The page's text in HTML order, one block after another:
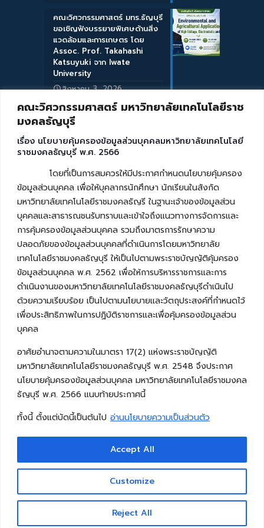
คณะวิศวกรรมศาสตร์ มหาวิทยาลัยเทคโนโลยีราช
มงคลธัญบุรี
เรื่อง นโยบายคุ้มครองข้อมูลส่วนบุคคลมหาวิทยาลัยเทคโนโลยี
ราชมงคลธัญบุรี พ.ศ. 2566
โดยที่เป็นการสมควรให้มีประกาศกำหนดนโยบายคุ้มครอง
ข้อมูลส่วนบุคคล เพื่อให้บุคลากรนักศึกษา นักเรียนในสังกัด
มหาวิทยาลัยเทคโนโลยีราชมงคลธัญรี ในฐานะเจ้าของข้อมูลส่วน
บุคคลและสาธารณชนรับทราบและเข้าใจถึงแนวทางการจัดการและ
การคุ้มครองข้อมูลส่วนบุคคล รวมถึงมาตรการรักษาความ
ปลอดภัยของข้อมูลส่วนบุคคลที่ดำเนินการโดยมหาวิทยาลัย
เทคโนโลยีราชมงคลธัญบุรี ให้เป็นไปตามพระราชบัญญัติคุ้มครอง
ข้อมูลส่วนบุคคล พ.ศ. 2562 เพื่อให้การบริหารราชการและการ
ดำเนินงานของมหาวิทยาลัยเทคโนโลยีราชมงคลธัญบุรีดำเนินไป
ด้วยความเรียบร้อย เป็นไปตามนโยบายและวัตถุประสงค์ที่กำหนดไว้
เพื่อประสิทธิภาพในการปฏิบัติราชการและเพื่อคุ้มครองข้อมูลส่วน
บุคคล
อาศัยอำนาจตามความในมาตรา 17(2) แห่งพระราชบัญญัติ
มหาวิทยาลัยเทคโนโลยีราชมงคลธัญบุรี พ.ศ. 2548 จึงประกาศ
นโยบายคุ้มครองข้อมูลส่วนบุคคล มหาวิทยาลัยเทคโนโลยีราชมงคล
ธัญบุรี พ.ศ. 2566 แนบท้ายประกาศนี้
ทั้งนี้ ตั้งแต่บัดนี้เป็นต้นไป อ่านนโยบายความเป็นส่วนตัว
Customize
Reject All
Accept All
คณะวิศวกรรมศาสตร์ มทร.ธัญบุรี
ขอเชิญฟังบรรยายพิเศษด้านสิ่ง
แวดล้อมและการเกษตร โดย
Assoc. Prof. Takahashi
Katsuyuki จาก Iwate
University
สิงหาคม 3, 2026
Copyright © 2026 คณะวิศวกรรมศาสตร์ มหาวิทยาลัย
เทคโนโลยีราชมงคลธัญบุรี